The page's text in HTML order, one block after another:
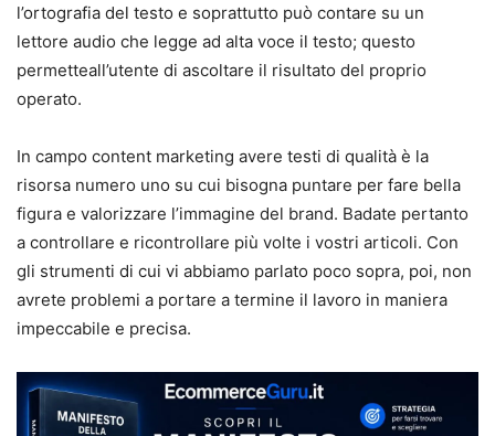
l’ortografia del testo e soprattutto può contare su un
lettore audio che legge ad alta voce il testo; questo
permetteall’utente di ascoltare il risultato del proprio
operato.
In campo content marketing avere testi di qualità è la
risorsa numero uno su cui bisogna puntare per fare bella
figura e valorizzare l’immagine del brand. Badate pertanto
a controllare e ricontrollare più volte i vostri articoli. Con
gli strumenti di cui vi abbiamo parlato poco sopra, poi, non
avrete problemi a portare a termine il lavoro in maniera
impeccabile e precisa.